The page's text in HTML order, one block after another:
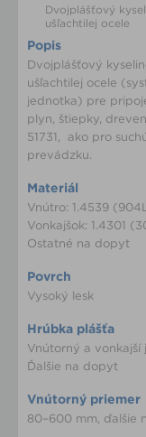
Dvojplášťový
ušľachtilej ocele
Popis
Dvojplášťový
ušľachtilej ocele
jednotka) pre
plyn, štiepky,
51731, ako pro
prevádzku.
Materiál
Vnútro: 1.4539
Vonkajšok: 1.4301
Ostatné na dopyt
Povrch
Vysoký lesk
Hrúbka plášťa
Vnútorný a vonkajší
Ďalšie na dopyt
Vnútorný priemer
80–600 mm, ďalšie